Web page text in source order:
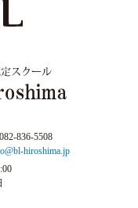
082-836-5508
hiroshima.jp